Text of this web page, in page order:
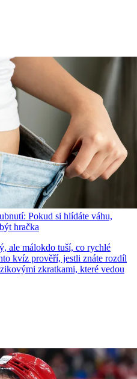
Pokud si hlídáte váhu,
hračka
ale málokdo tuší, co rychlé
kvíz prověří, jestli znáte rozdíl
zkratkami, které vedou